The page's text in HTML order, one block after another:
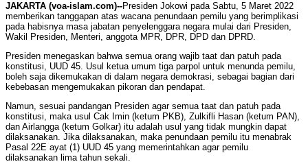
JAKARTA (voa-islam.com)--Presiden Jokowi pada Sabtu, 5 Maret 2022
memberikan tanggapan atas wacana penundaan pemilu yang berimplikasi
pada habisnya masa jabatan penyelenggara negara mulai dari Presiden,
Wakil Presiden, Menteri, anggota MPR, DPR, DPD dan DPRD.
Presiden menegaskan bahwa semua orang wajib taat dan patuh pada
konstitusi, UUD 45. Usul ketua umum tiga parpol untuk menunda pemilu,
boleh saja dikemukakan di dalam negara demokrasi, sebagai bagian dari
kebebasan mengemukakan pikoran dan pendapat.
Namun, sesuai pandangan Presiden agar semua taat dan patuh pada
konstitusi, maka usul Cak Imin (ketum PKB), Zulkifli Hasan (ketum PAN),
dan Airlangga (ketum Golkar) itu adalah usul yang tidak mungkin dapat
dilaksanakan. Jika dilaksanakan, maka penundaan pemilu itu menabrak
Pasal 22E ayat (1) UUD 45 yang memerintahkan agar pemilu
dilaksanakan lima tahun sekali.